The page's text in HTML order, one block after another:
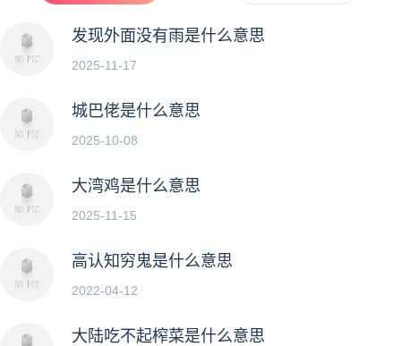
发现外面没有雨是什么意思
2025-11-17
城巴佬是什么意思
2025-10-08
大湾鸡是什么意思
2025-11-15
高认知穷鬼是什么意思
2022-04-12
大陆吃不起榨菜是什么意思